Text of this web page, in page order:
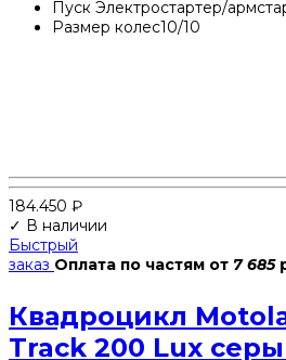
Пуск Электростартер/
Размер колес10/10
184.450 ₽
✓ В наличии
Быстрый
заказ Оплата по частям от 7 685
Квадроцикл
Track 200 Lux